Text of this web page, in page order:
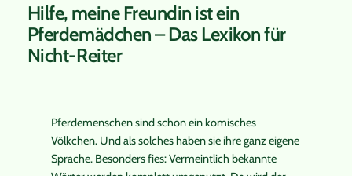
Hilfe, meine Freundin ist ein
Pferdemädchen – Das Lexikon für
Nicht-Reiter
Pferdemenschen sind schon ein komisches
Völkchen. Und als solches haben sie ihre ganz eigene
Sprache. Besonders fies: Vermeintlich bekannte